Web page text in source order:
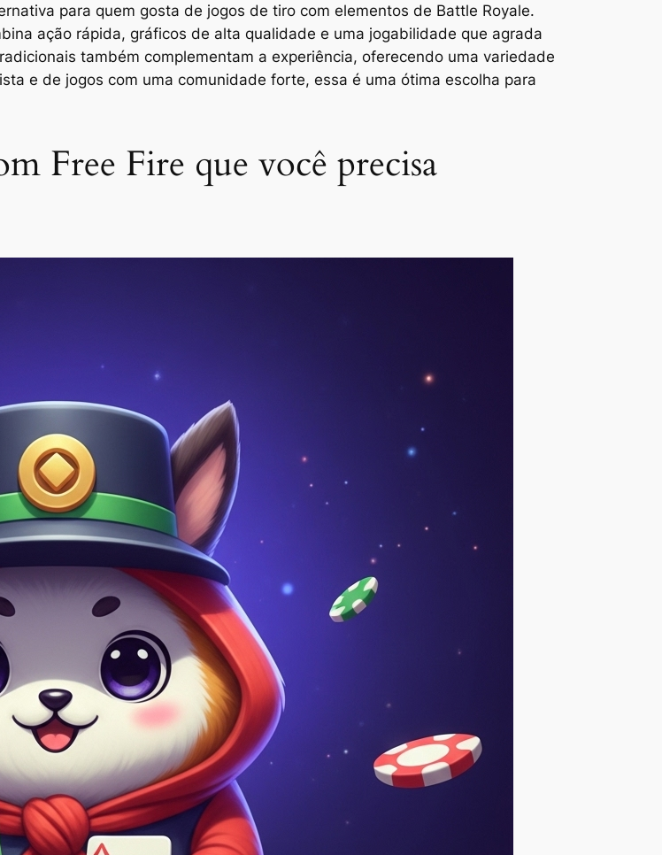
para quem gosta de jogos de tiro com elementos de Battle Royale.
ação rápida, gráficos de alta qualidade e uma jogabilidade que agrada
também complementam a experiência, oferecendo uma variedade
e de jogos com uma comunidade forte, essa é uma ótima escolha para
Free Fire que você precisa